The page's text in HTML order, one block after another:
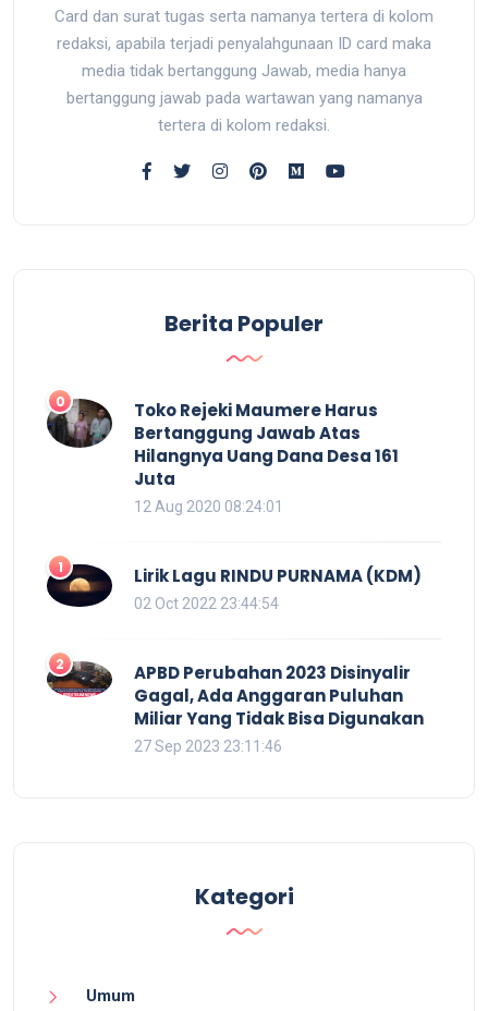
Card dan surat tugas serta namanya tertera di kolom
redaksi, apabila terjadi penyalahgunaan ID card maka
media tidak bertanggung Jawab, media hanya
bertanggung jawab pada wartawan yang namanya
tertera di kolom redaksi.
Berita Populer
0
Toko Rejeki Maumere Harus
Bertanggung Jawab Atas
Hilangnya Uang Dana Desa 161
Juta
12 Aug 2020 08:24:01
1 Lirik Lagu RINDU PURNAMA (KDM)
02 Oct 2022 23:44:54
2
APBD Perubahan 2023 Disinyalir
Gagal, Ada Anggaran Puluhan
Miliar Yang Tidak Bisa Digunakan
27 Sep 2023 23:11:46
Kategori
Umum